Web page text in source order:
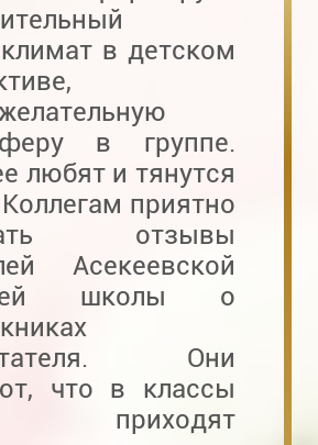
в детском
в группе.
любят и тянутся
приятно
отзывы
Асекеевской
школы о
Они
что в классы
приходят